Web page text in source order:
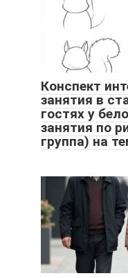
Конспект
занятия в
гостях у
занятия по
группа) на